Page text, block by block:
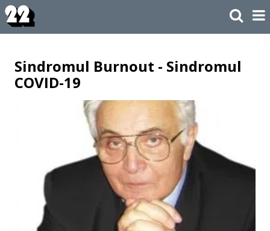
Sindromul Burnout - Sindromul
COVID-19